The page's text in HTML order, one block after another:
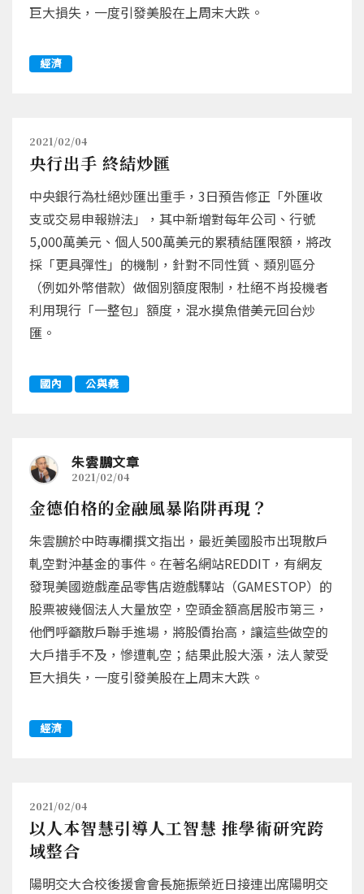
巨大損失，一度引發美股在上周末大跌。
經濟
2021/02/04
央行出手 終結炒匯
中央銀行為杜絕炒匯出重手，3日預告修正「外匯收
支或交易申報辦法」，其中新增對每年公司、行號
5,000萬美元、個人500萬美元的累積結匯限額，將改
採「更具彈性」的機制，針對不同性質、類別區分
（例如外幣借款）做個別額度限制，杜絕不肖投機者
利用現行「一整包」額度，混水摸魚借美元回台炒
匯。
國內 公與義
朱雲鵬文章
2021/02/04
金德伯格的金融風暴陷阱再現？
朱雲鵬於中時專欄撰文指出，最近美國股市出現散戶
軋空對沖基金的事件。在著名網站REDDIT，有網友
發現美國遊戲產品零售店遊戲驛站（GAMESTOP）的
股票被幾個法人大量放空，空頭金額高居股市第三，
他們呼籲散戶聯手進場，將股價抬高，讓這些做空的
大戶措手不及，慘遭軋空；結果此股大漲，法人蒙受
巨大損失，一度引發美股在上周末大跌。
經濟
2021/02/04
以人本智慧引導人工智慧 推學術研究跨
域整合
陽明交大合校後援會會長施振榮近日接連出席陽明交